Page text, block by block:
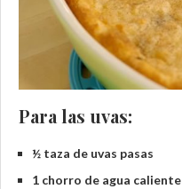
Para las uvas:
½ taza de uvas pasas
1 chorro de agua caliente